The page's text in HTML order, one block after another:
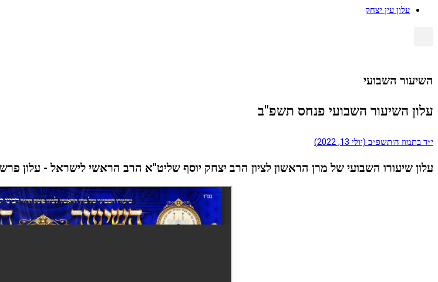
עלון עין יצחק
השיעור השבועי
עלון השיעור השבועי פנחס תשפ"ב
י״ד בתמוז ה׳תשפ״ב (יולי 13, 2022)
עלון שיעורו השבועי של מרן הראשון לציון הרב יצחק יוסף שליט"א הרב הראשי לישראל -